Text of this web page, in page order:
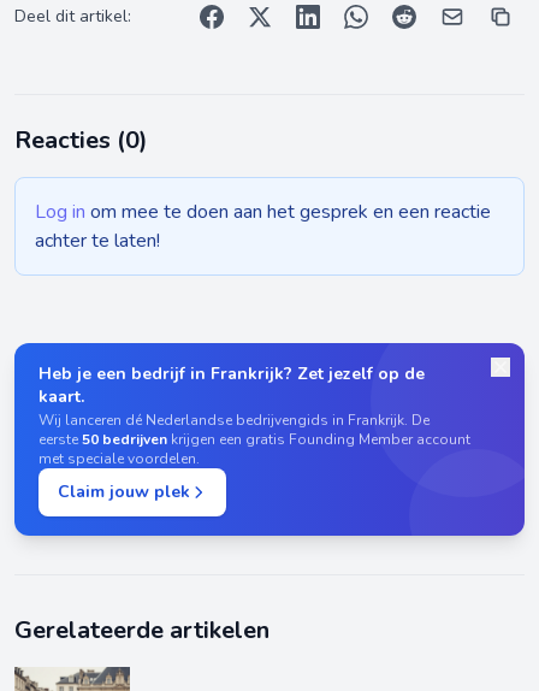
Deel dit artikel:
Reacties (0)
Log in om mee te doen aan het gesprek en een reactie
achter te laten!
Heb je een bedrijf in Frankrijk? Zet jezelf op de
kaart.
Wij lanceren dé Nederlandse bedrijvengids in Frankrijk. De
eerste50 bedrijven krijgen een gratis Founding Member account
met speciale voordelen.
Claim jouw plek
Gerelateerde artikelen